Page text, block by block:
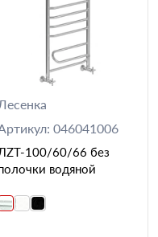
Лесенка
046041006
100/60/66 без
водяной